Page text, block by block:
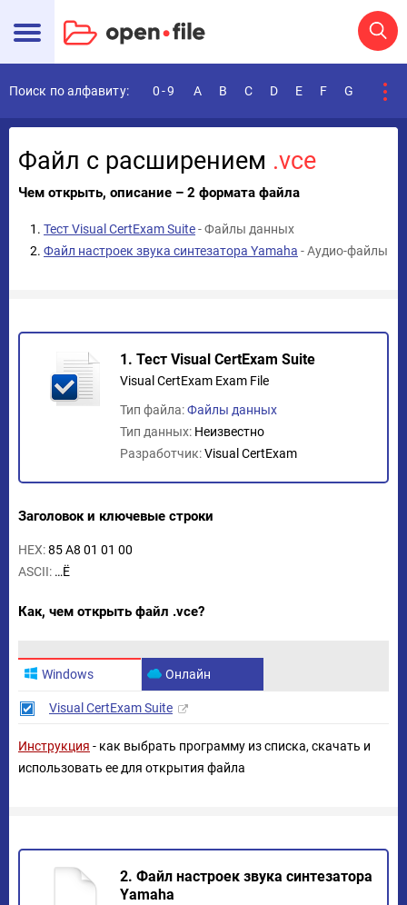
Поиск по алфавиту: 0-9 A B C D E F G
Файл с расширением .vce
Чем открыть, описание – 2 формата файла
Тест Visual CertExam Suite- Файлы данных
Файл настроек звука синтезатора Yamaha - Аудио-файлы
1. Тест Visual CertExam Suite
Visual CertExam Exam File
Тип файла:Файлы данных
Тип данных: Неизвестно
Разработчик:Visual CertExam
Заголовок и ключевые строки
HEX:85 A8 01 01 00
ASCII: …Ё
Как, чем открыть файл .vce?
Windows Онлайн
Visual CertExam Suite
Инструкция - как выбрать программу из списка, скачать и
использовать ее для открытия файла
2. Файл настроек звука синтезатора
Yamaha